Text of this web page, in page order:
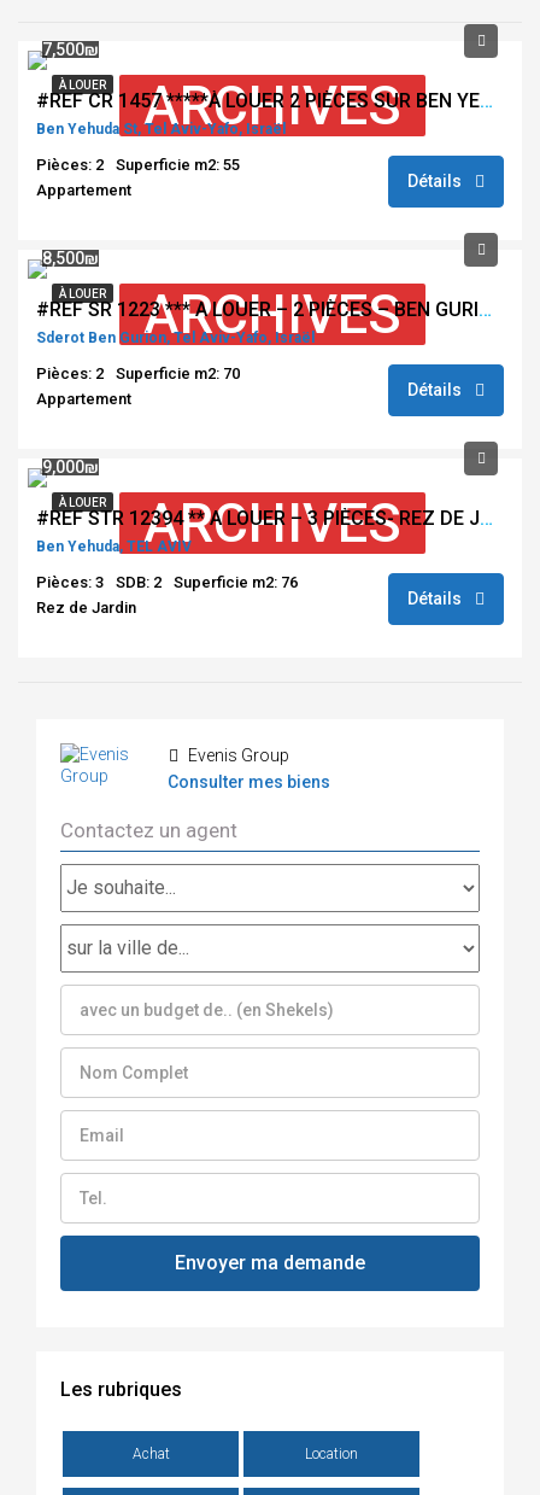
À LOUER ARCHIVES
7,500₪
#REF CR 1457 *****À LOUER 2 PIÈCES SUR BEN YEHUDA – TEL AVIV ******
Ben Yehuda St, Tel Aviv-Yafo, Israël
Pièces: 2
Superficie m2: 55
Appartement
Détails
À LOUER ARCHIVES
8,500₪
#REF SR 1223 *** A LOUER – 2 PIÈCES – BEN GURION – TEL AVIV ***
Sderot Ben Gurion, Tel Aviv-Yafo, Israël
Pièces: 2
Superficie m2: 70
Appartement
Détails
À LOUER ARCHIVES
9,000₪
#REF STR 12394 ** A LOUER – 3 PIÈCES- REZ DE JARDIN- TEL AVIV **
Ben Yehuda, TEL AVIV
Pièces: 3 SDB: 2
Superficie m2: 76
Rez de Jardin
Détails
Evenis Group
Consulter mes biens
Contactez un agent
Les rubriques
Achat Location